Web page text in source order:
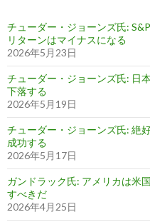
チューダー・ジョーンズ氏:
リターンはマイナスになる
2026年5月23日
チューダー・ジョーンズ氏: 日
下落する
2026年5月19日
チューダー・ジョーンズ氏: 絶
成功する
2026年5月17日
ガンドラック氏: アメリカは米
すべきだ
2026年4月25日